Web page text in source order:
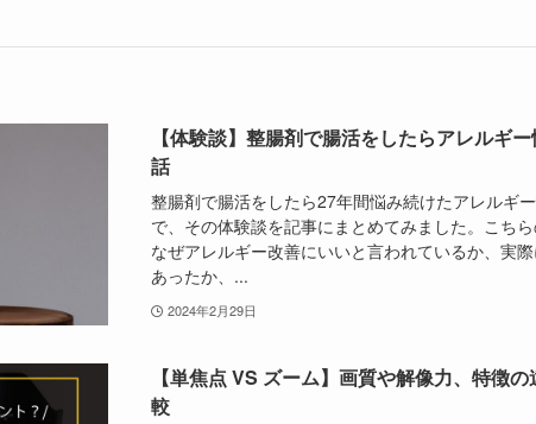
【体験談】整腸剤で腸活をしたらアレルギ
話
整腸剤で腸活をしたら27年間悩み続けたアレルギ
で、その体験談を記事にまとめてみました。こち
なぜアレルギー改善にいいと言われているか、実
あったか、...
2024年2月29日
【単焦点 VS ズーム】画質や解像力、特徴
較